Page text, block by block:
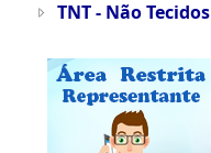
TNT - Não Tecidos